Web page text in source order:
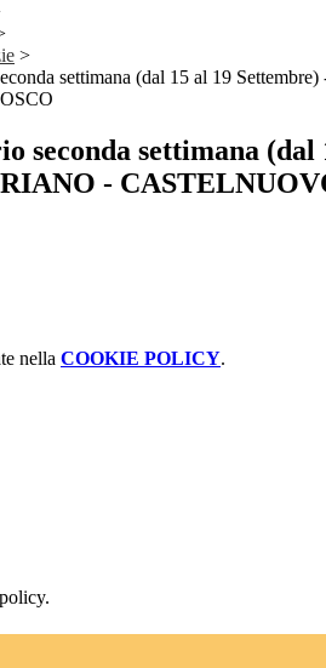
>
settimana (dal 15 al 19
seconda settimana (dal
-
nella COOKIE POLICY.